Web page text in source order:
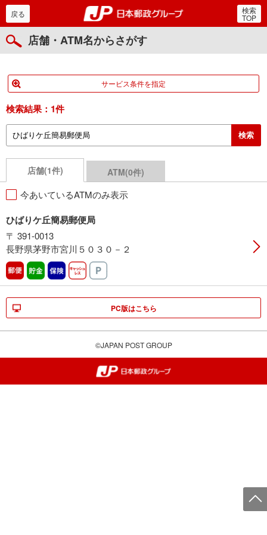
郵便局・日本郵政グルー
戻る 検索
TOP
店舗・ATM名からさがす
サービス条件を指定
検索結果： 1件
店舗(1件) ATM(0件)
今あいているATMのみ表示
ひばりケ丘簡易郵便局
〒 391-0013
長野県茅野市宮川５０３０－２
郵便 貯金 保険 キャッシュレス
PC版はこちら
©JAPAN POST GROUP